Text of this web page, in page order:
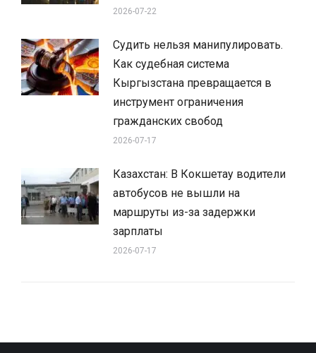
2026-07-22
Судить нельзя манипулировать.
Как судебная система
Кыргызстана превращается в
инструмент ограничения
гражданских свобод
2026-07-17
Казахстан: В Кокшетау водители
автобусов не вышли на
маршруты из-за задержки
зарплаты
2026-07-17